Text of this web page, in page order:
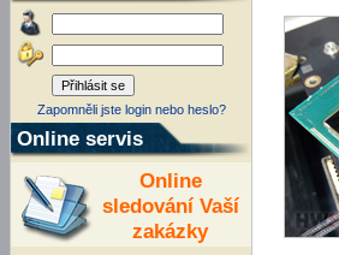
Zapomněli jste login nebo heslo?
Online servis
Online
sledování Vaší
zakázky